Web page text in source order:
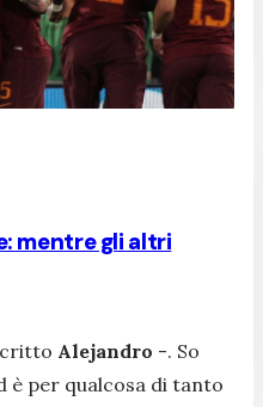
mentre gli altri
Alejandro -. So
è per qualcosa di tanto